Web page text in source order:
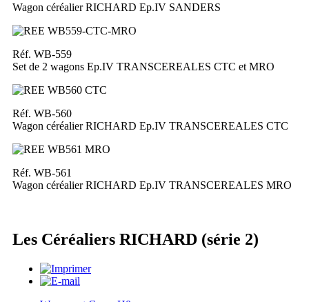
Wagon céréalier RICHARD Ep.IV SANDERS
Réf. WB-559
Set de 2 wagons Ep.IV TRANSCEREALES CTC et MRO
Réf. WB-560
Wagon céréalier RICHARD Ep.IV TRANSCEREALES CTC
Réf. WB-561
Wagon céréalier RICHARD Ep.IV TRANSCEREALES MRO
Les Céréaliers RICHARD (série 2)